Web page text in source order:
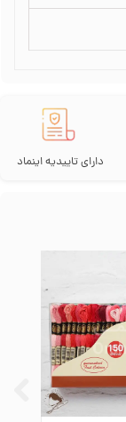
دارای تاییدیه اینماد